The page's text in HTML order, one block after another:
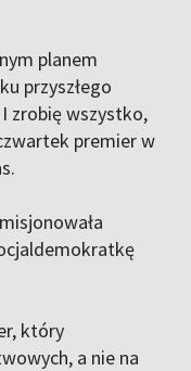
planem
przyszłego
zrobię wszystko,
premier w
który
a nie na